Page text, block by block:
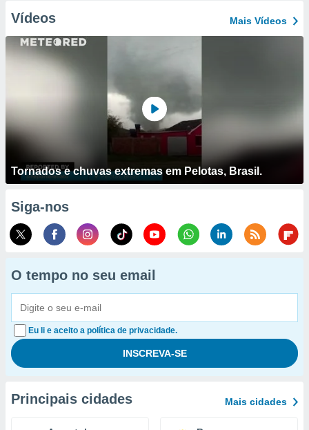
Vídeos Mais Vídeos
Tornados e chuvas extremas em Pelotas, Brasil.
Siga-nos
O tempo no seu email
Eu li e aceito a política de privacidade.
Principais cidades Mais cidades